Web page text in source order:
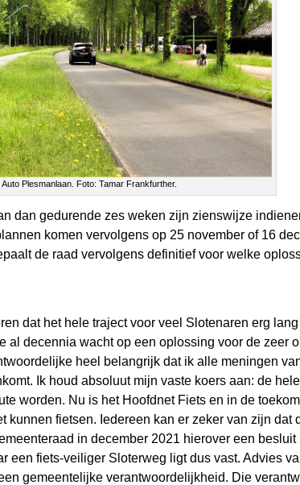
Auto Plesmanlaan. Foto: Tamar Frankfurther.
dan gedurende zes weken zijn zienswijze
komen vervolgens op 25 november of 16
de raad vervolgens definitief voor welke
dat het hele traject voor veel Slotenaren erg
al decennia wacht op een oplossing voor de zeer
heel belangrijk dat ik alle meningen
Ik houd absoluut mijn vaste koers aan: de
worden. Nu is het Hoofdnet Fiets en in de
kunnen fietsen. Iedereen kan er zeker van zijn
in december 2021 hierover een
een fiets-veiliger Sloterweg ligt dus vast. Advies
gemeentelijke verantwoordelijkheid. Die